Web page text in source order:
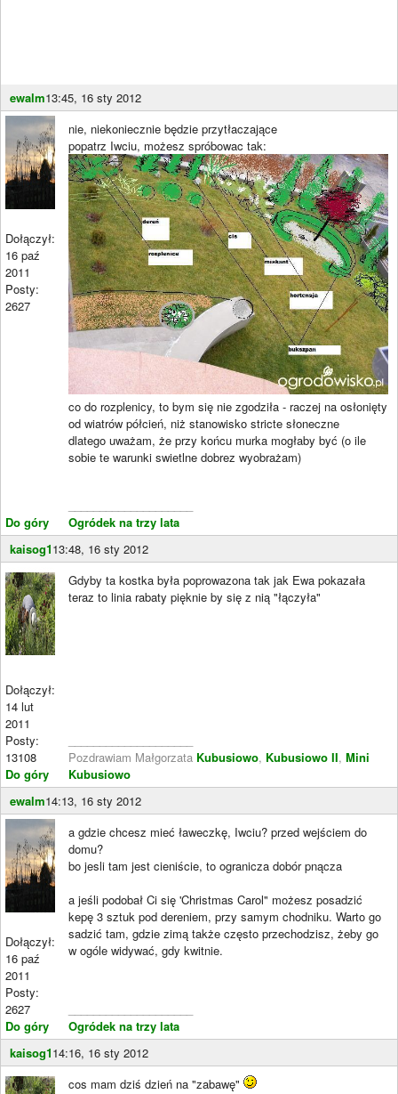
ewalm13:45, 16 sty 2012
Dołączył:
16 paź
2011
Posty:
2627
Do góry
nie, niekoniecznie będzie przytłaczające
popatrz Iwciu, możesz spróbowac tak:
co do rozplenicy, to bym się nie zgodziła - raczej na osłonięty
od wiatrów półcień, niż stanowisko stricte słoneczne
dlatego uważam, że przy końcu murka mogłaby być (o ile
sobie te warunki swietlne dobrez wyobrażam)
Ogródek na trzy lata
kaisog113:48, 16 sty 2012
Dołączył:
14 lut
2011
Posty:
13108
Do góry
Gdyby ta kostka była poprowazona tak jak Ewa pokazała
teraz to linia rabaty pięknie by się z nią "łączyła"
Pozdrawiam Małgorzata Kubusiowo, Kubusiowo II, Mini
Kubusiowo
ewalm14:13, 16 sty 2012
Dołączył:
16 paź
2011
Posty:
2627
Do góry
a gdzie chcesz mieć ławeczkę, Iwciu? przed wejściem do
domu?
bo jesli tam jest cieniście, to ogranicza dobór pnącza
a jeśli podobał Ci się 'Christmas Carol" możesz posadzić
kepę 3 sztuk pod dereniem, przy samym chodniku. Warto go
sadzić tam, gdzie zimą także często przechodzisz, żeby go
w ogóle widywać, gdy kwitnie.
Ogródek na trzy lata
kaisog114:16, 16 sty 2012
cos mam dziś dzień na "zabawę"